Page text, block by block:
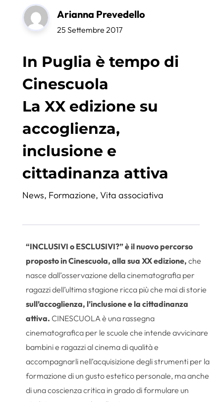
Arianna Prevedello
25 Settembre 2017
In Puglia è tempo di
Cinescuola
La XX edizione su
accoglienza,
inclusione e
cittadinanza attiva
News, Formazione, Vita associativa
“INCLUSIVI o ESCLUSIVI?” è il nuovo percorso
proposto in Cinescuola, alla sua XX edizione, che
nasce dall’osservazione della cinematografia per
ragazzi dell’ultima stagione ricca più che mai di storie
sull’accoglienza, l’inclusione e la cittadinanza
attiva. CINESCUOLA è una rassegna
cinematografica per le scuole che intende avvicinare
bambini e ragazzi al cinema di qualità e
accompagnarli nell’acquisizione degli strumenti per la
formazione di un gusto estetico personale, ma anche
di una coscienza critica in grado di formulare un